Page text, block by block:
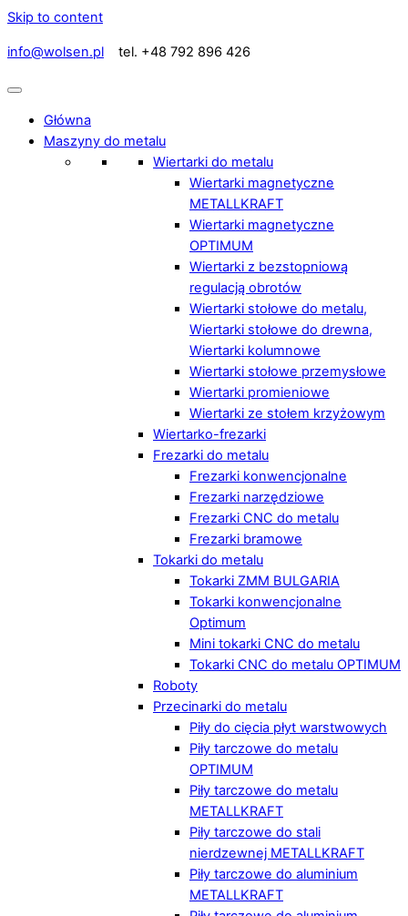
Skip to content
info@wolsen.pl tel. +48 792 896 426
Główna
Maszyny do metalu
Wiertarki do metalu
Wiertarki magnetyczne
METALLKRAFT
Wiertarki magnetyczne
OPTIMUM
Wiertarki z bezstopniową
regulacją obrotów
Wiertarki stołowe do metalu,
Wiertarki stołowe do drewna,
Wiertarki kolumnowe
Wiertarki stołowe przemysłowe
Wiertarki promieniowe
Wiertarki ze stołem krzyżowym
Wiertarko-frezarki
Frezarki do metalu
Frezarki konwencjonalne
Frezarki narzędziowe
Frezarki CNC do metalu
Frezarki bramowe
Tokarki do metalu
Tokarki ZMM BULGARIA
Tokarki konwencjonalne
Optimum
Mini tokarki CNC do metalu
Tokarki CNC do metalu OPTIMUM
Roboty
Przecinarki do metalu
Piły do cięcia płyt warstwowych
Piły tarczowe do metalu
OPTIMUM
Piły tarczowe do metalu
METALLKRAFT
Piły tarczowe do stali
nierdzewnej METALLKRAFT
Piły tarczowe do aluminium
METALLKRAFT